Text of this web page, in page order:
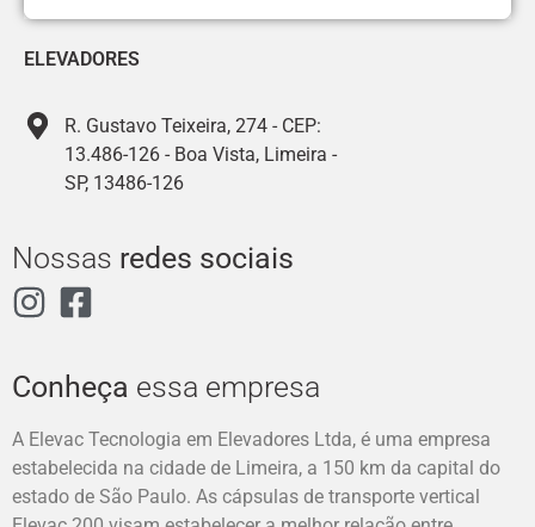
ELEVADORES
R. Gustavo Teixeira, 274 - CEP:
13.486-126 - Boa Vista, Limeira -
SP, 13486-126
Nossas redes sociais
Conheça essa empresa
A Elevac Tecnologia em Elevadores Ltda, é uma empresa
estabelecida na cidade de Limeira, a 150 km da capital do
estado de São Paulo. As cápsulas de transporte vertical